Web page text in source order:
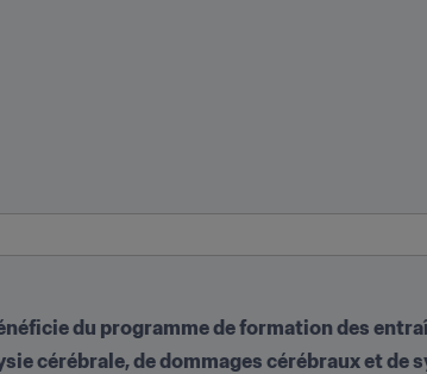
du programme de formation des
cérébrale, de dommages cérébraux et de